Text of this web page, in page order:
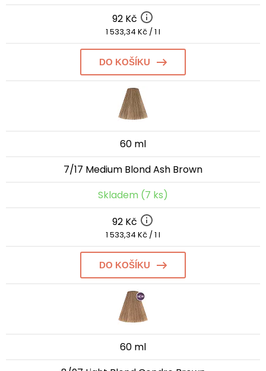
92 Kč
1 533,34 Kč / 1 l
DO KOŠÍKU
60 ml
7/17 Medium Blond Ash Brown
Skladem (7 ks)
92 Kč
1 533,34 Kč / 1 l
DO KOŠÍKU
60 ml